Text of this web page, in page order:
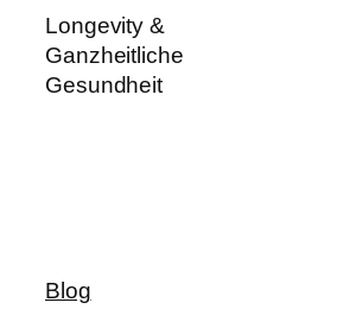
Longevity &
Ganzheitliche
Gesundheit
Blog